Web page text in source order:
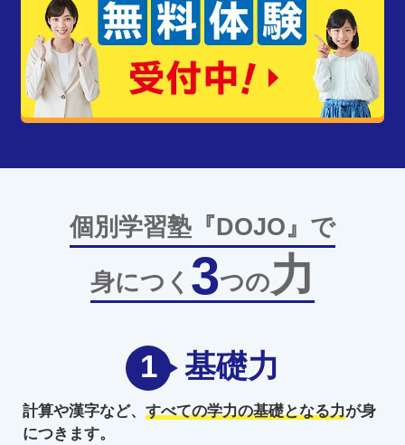
個別学習塾『DOJO』で
身につく 3つの力
1 基礎力
計算や漢字など、 すべての学力の基礎となる力が身
につきます。